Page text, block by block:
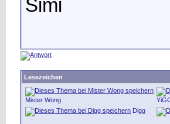
Simi
Lesezeichen
Mister Wong
Digg